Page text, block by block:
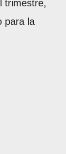
trimestre,
para la